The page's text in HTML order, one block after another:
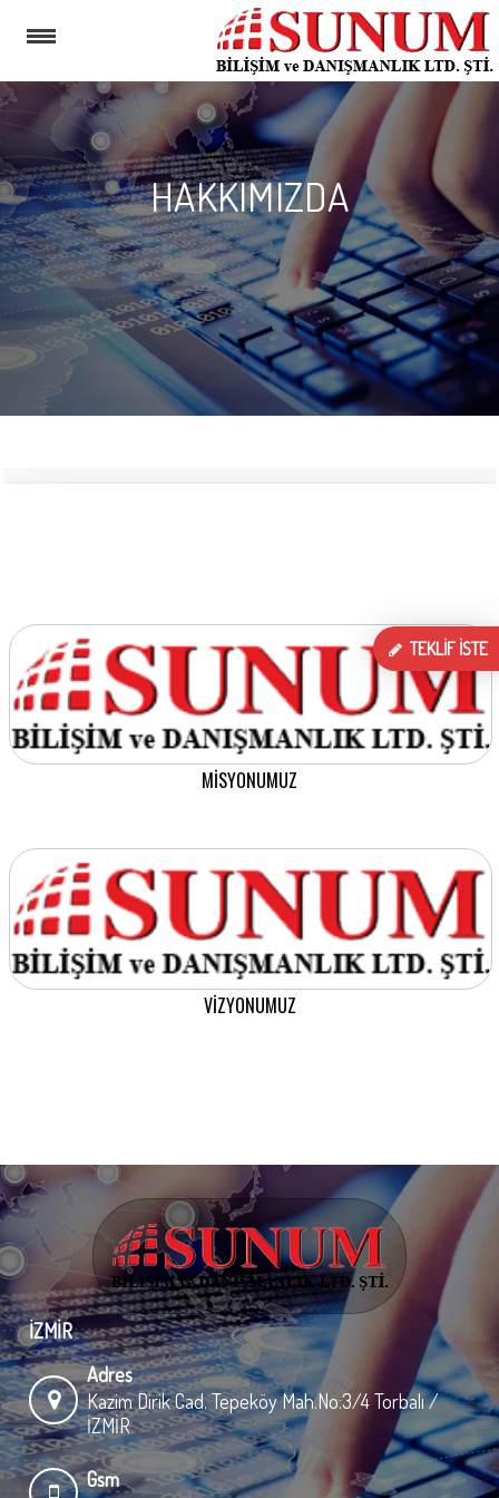
MENU
HAKKIMIZDA
NETSIS
E-
DEVLET
GÜVENLIK
BERQNET
HIZMETLERIMIZ
DESTEK
DÖKÜMANLARI
TEKLİF İSTE
HAKKIMIZDA
MİSYONUMUZ
VİZYONUMUZ
İZMİR
Adres
Kazim Dirik Cad. Tepeköy Mah.No:3/4 Torbalı /
İZMİR
Gsm